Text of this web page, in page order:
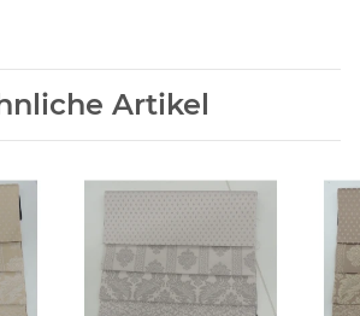
Artikel